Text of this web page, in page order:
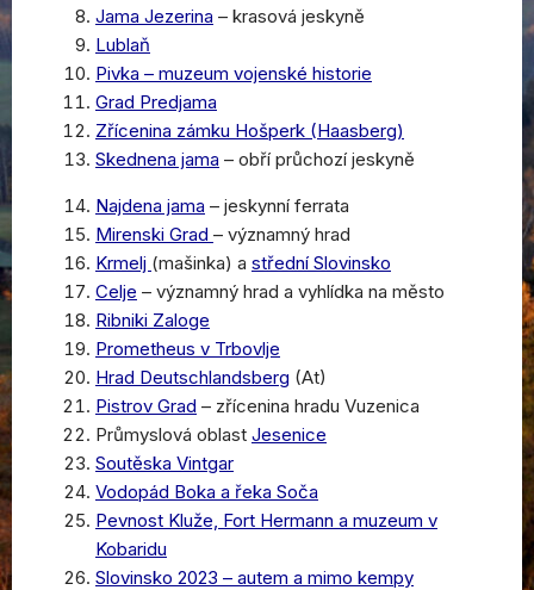
Jama Jezerina – krasová jeskyně
Lublaň
Pivka – muzeum vojenské historie
Grad Predjama
Zřícenina zámku Hošperk (Haasberg)
Skednena jama – obří průchozí jeskyně
Najdena jama – jeskynní ferrata
Mirenski Grad – významný hrad
Krmelj (mašinka) a střední Slovinsko
Celje – významný hrad a vyhlídka na město
Ribniki Zaloge
Prometheus v Trbovlje
Hrad Deutschlandsberg (At)
Pistrov Grad – zřícenina hradu Vuzenica
Průmyslová oblast Jesenice
Soutěska Vintgar
Vodopád Boka a řeka Soča
Pevnost Kluže, Fort Hermann a muzeum v
Kobaridu
Slovinsko 2023 – autem a mimo kempy